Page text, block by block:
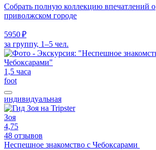
Собрать полную коллекцию впечатлений о
приволжском городе
5950 ₽
за группу, 1–5 чел.
1,5 часа
foot
индивидуальная
Зоя
4,75
48 отзывов
Неспешное знакомство с Чебоксарами